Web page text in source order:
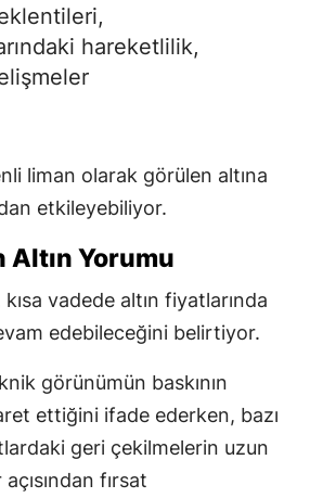
hareketlilik,
liman olarak görülen altına
etkileyebiliyor.
Altın Yorumu
vadede altın fiyatlarında
edebileceğini belirtiyor.
görünümün baskının
ettiğini ifade ederken, bazı
geri çekilmelerin uzun
fırsat